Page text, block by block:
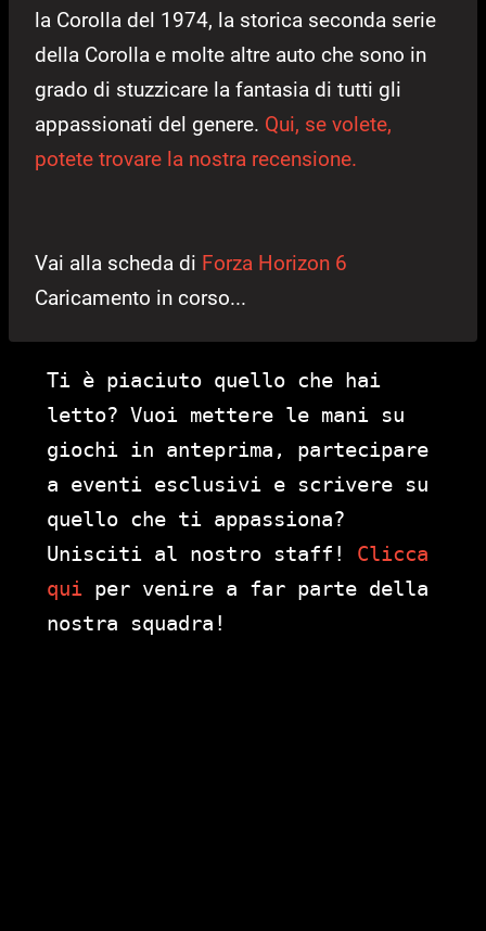
la Corolla del 1974, la storica seconda serie
della Corolla e molte altre auto che sono in
grado di stuzzicare la fantasia di tutti gli
appassionati del genere. Qui, se volete,
potete trovare la nostra recensione.
Vai alla scheda di Forza Horizon 6
Caricamento in corso...
Ti è piaciuto quello che hai
letto? Vuoi mettere le mani su
giochi in anteprima, partecipare
a eventi esclusivi e scrivere su
quello che ti appassiona?
Unisciti al nostro staff! Clicca
qui per venire a far parte della
nostra squadra!